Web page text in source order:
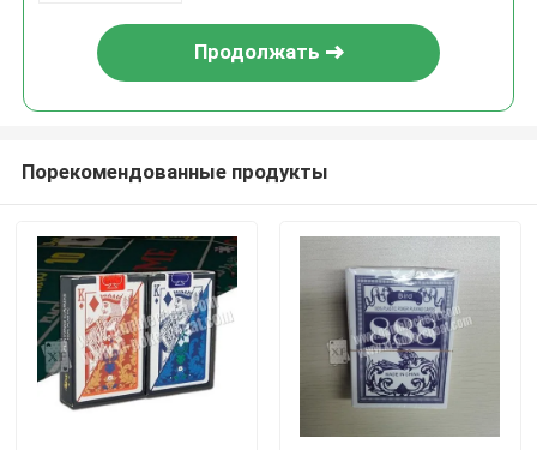
Продолжать
Порекомендованные продукты